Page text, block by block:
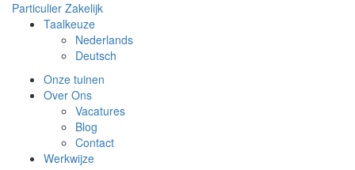
Particulier Zakelijk
Taalkeuze
Nederlands
Deutsch
Onze tuinen
Over Ons
Vacatures
Blog
Contact
Werkwijze